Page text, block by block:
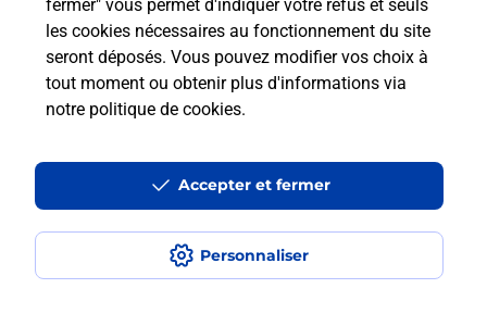
fermer" vous permet d'indiquer votre refus et seuls
les cookies nécessaires au fonctionnement du site
seront déposés. Vous pouvez modifier vos choix à
tout moment ou obtenir plus d'informations via
notre politique de cookies.
Personnaliser
Accepter et fermer
Morbihan - téléassistance
Ploemeur - téléassistance
Accessibilité : partiellement conforme
Conditions contractuelles
Mentions légales